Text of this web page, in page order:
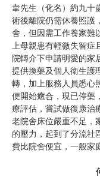
韋先生（化名）約九十
術後離院仍需休養照護
舍，但因需工作養家難
上母親患有輕微失智
院轉介下申請明愛的家
提供換藥及個人衛生護
轉，加上服務人員悉心
便開始癒合，現已停藥
療評估，嘗試做復康治
老院舍床位嚴重不足，
的壓力，起到了分流社
費比院舍便宜，一般家